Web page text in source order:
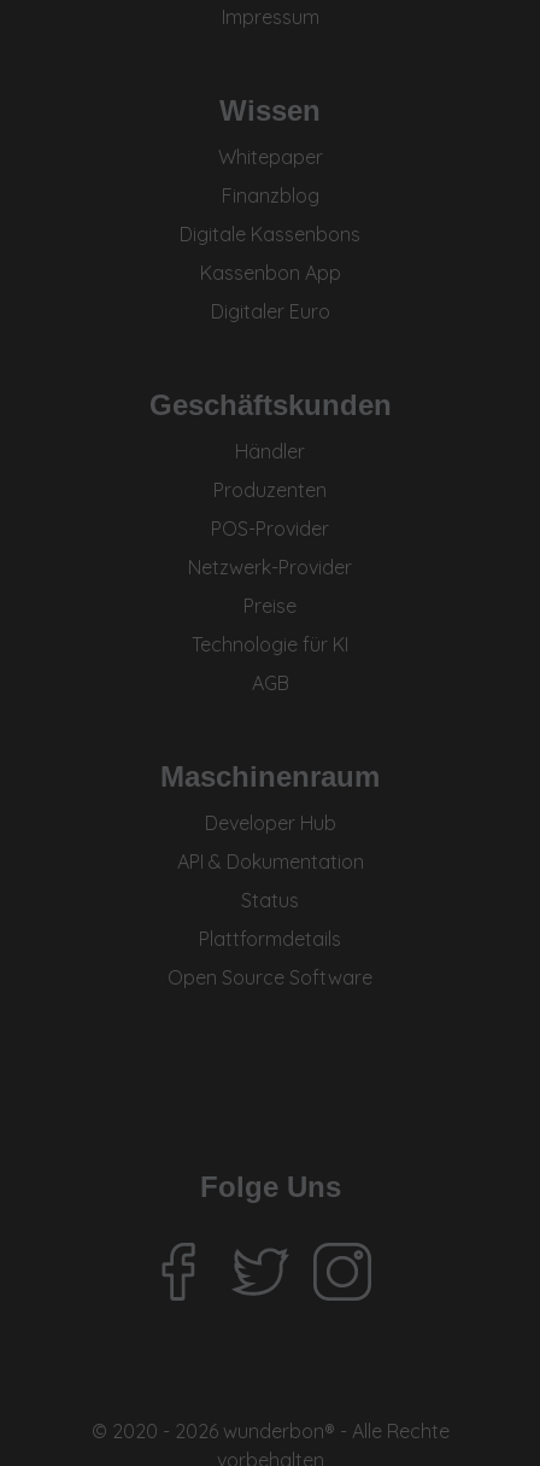
Impressum
Wissen
Whitepaper
Finanzblog
Digitale Kassenbons
Kassenbon App
Digitaler Euro
Geschäftskunden
Händler
Produzenten
POS-Provider
Netzwerk-Provider
Preise
Technologie für KI
AGB
Maschinenraum
Developer Hub
API & Dokumentation
Status
Plattformdetails
Open Source Software
Folge Uns
© 2020 - 2026 wunderbon® - Alle Rechte
vorbehalten